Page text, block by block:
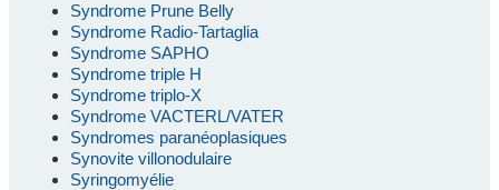
Syndrome Prune Belly
Syndrome Radio-Tartaglia
Syndrome SAPHO
Syndrome triple H
Syndrome triplo-X
Syndrome VACTERL/VATER
Syndromes paranéoplasiques
Synovite villonodulaire
Syringomyélie